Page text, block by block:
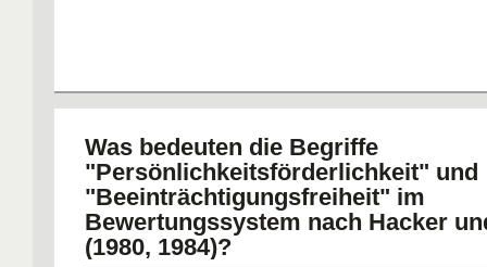
Was bedeuten die Begriffe
"Persönlichkeitsförderlichkeit" und
"Beeinträchtigungsfreiheit" im
Bewertungssystem nach Hacker
(1980, 1984)?